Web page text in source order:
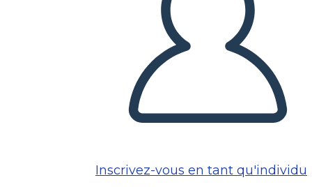
Inscrivez-vous en tant qu'individu